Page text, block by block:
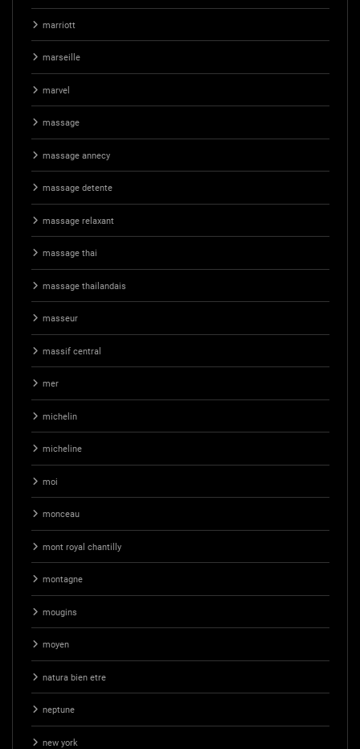
marriott
marseille
marvel
massage
massage annecy
massage detente
massage relaxant
massage thai
massage thailandais
masseur
massif central
mer
michelin
micheline
moi
monceau
mont royal chantilly
montagne
mougins
moyen
natura bien etre
neptune
new york